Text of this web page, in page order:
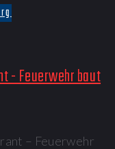
- Feuerwehr baut
– Feuerwehr